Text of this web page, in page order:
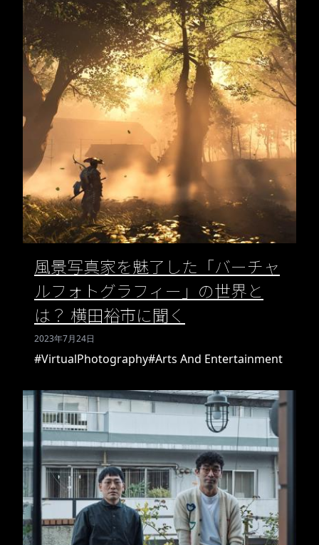
風景写真家を魅了した「バーチャ
ルフォトグラフィー」の世界と
は？ 横田裕市に聞く
2023年7月24日
#VirtualPhotography#Arts And Entertainment